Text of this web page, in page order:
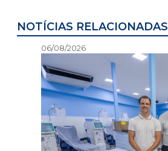
NOTÍCIAS RELACIONADAS
06/08/2026